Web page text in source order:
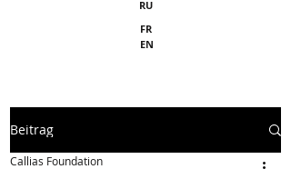
RU
FR
EN
Beitrag
Callias Foundation